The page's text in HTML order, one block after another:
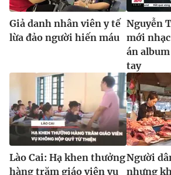
® Cấm sao chép dưới mọi hình thức nếu
thuận bằng văn bản. Ghi rõ nguồn VTV.vn
thông tin từ website này.
Giả danh nhân viên y tế
lừa đảo người hiến máu
Nguyễn
mới
án
tay
Lào Cai: Hạ khen thưởng
hàng trăm giáo viên vụ
Người
nhưng